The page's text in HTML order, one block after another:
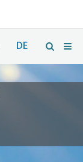
DE